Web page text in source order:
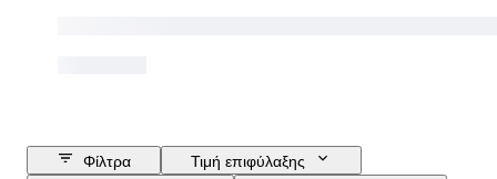
Φίλτρα
Τιμή επιφύλαξης